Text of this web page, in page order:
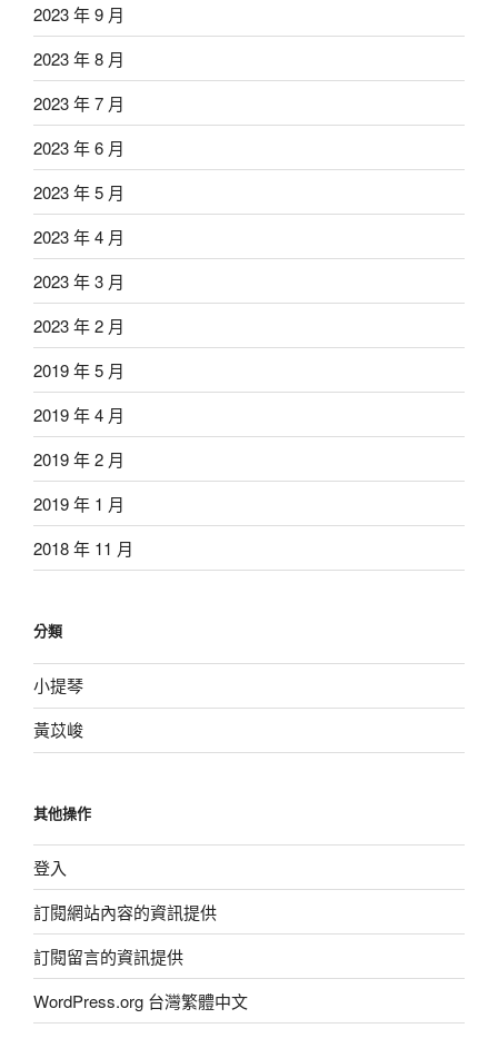
2023 年 9 月
2023 年 8 月
2023 年 7 月
2023 年 6 月
2023 年 5 月
2023 年 4 月
2023 年 3 月
2023 年 2 月
2019 年 5 月
2019 年 4 月
2019 年 2 月
2019 年 1 月
2018 年 11 月
分類
小提琴
黃苡峻
其他操作
登入
訂閱網站內容的資訊提供
訂閱留言的資訊提供
WordPress.org 台灣繁體中文